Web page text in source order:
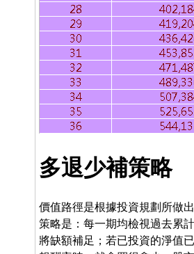
多退少補策略
價值路徑是根據投資規劃所做
策略是：每一期均檢視過去累
將缺額補足；若已投資的淨值